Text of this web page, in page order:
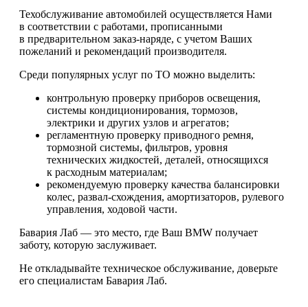
Техобслуживание автомобилей осуществляется Нами
в соответствии с работами, прописанными
в предварительном заказ-наряде, с учетом Ваших
пожеланий и рекомендаций производителя.
Среди популярных услуг по ТО можно выделить:
контрольную проверку приборов освещения,
системы кондиционирования, тормозов,
электрики и других узлов и агрегатов;
регламентную проверку приводного ремня,
тормозной системы, фильтров, уровня
технических жидкостей, деталей, относящихся
к расходным материалам;
рекомендуемую проверку качества балансировки
колес, развал-схождения, амортизаторов, рулевого
управления, ходовой части.
Бавария Лаб — это место, где Ваш BMW получает
заботу, которую заслуживает.
Не откладывайте техническое обслуживание, доверьте
его специалистам Бавария Лаб.